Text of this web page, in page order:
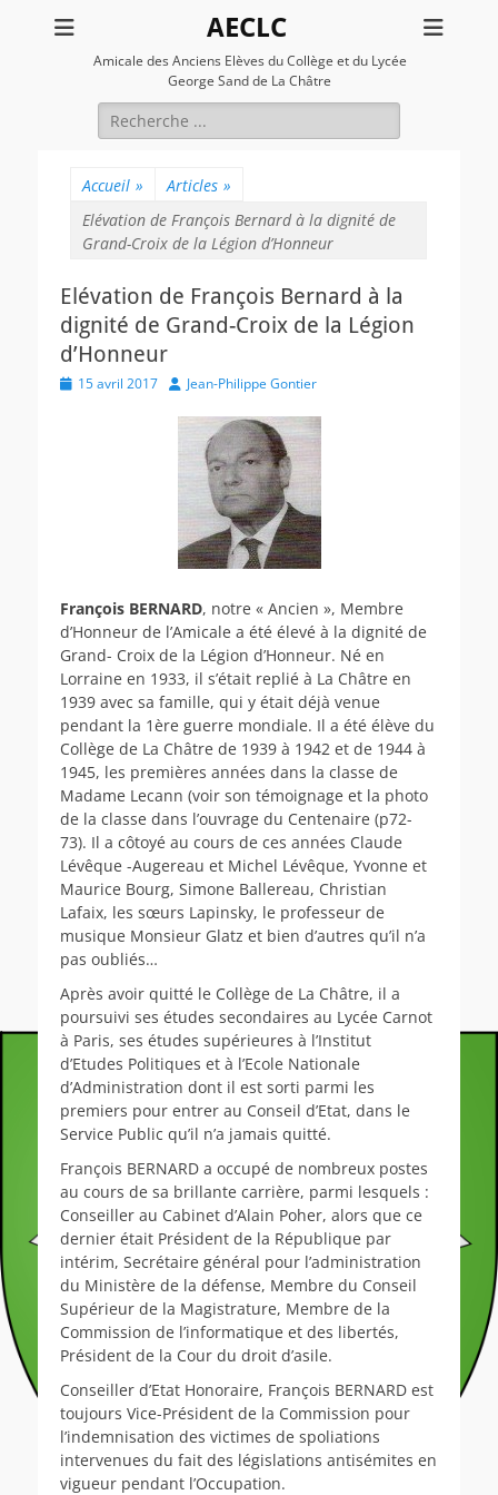
AECLC
Amicale des Anciens Elèves du Collège et du Lycée
George Sand de La Châtre
Rechercher :
Accueil » Articles »
Elévation de François Bernard à la dignité de
Grand-Croix de la Légion d’Honneur
Elévation de François Bernard à la
dignité de Grand-Croix de la Légion
d’Honneur
Posted15 avril 2017 AuthorJean-Philippe Gontier
François BERNARD, notre « Ancien », Membre
d’Honneur de l’Amicale a été élevé à la dignité de
Grand- Croix de la Légion d’Honneur. Né en
Lorraine en 1933, il s’était replié à La Châtre en
1939 avec sa famille, qui y était déjà venue
pendant la 1ère guerre mondiale. Il a été élève du
Collège de La Châtre de 1939 à 1942 et de 1944 à
1945, les premières années dans la classe de
Madame Lecann (voir son témoignage et la photo
de la classe dans l’ouvrage du Centenaire (p72-
73). Il a côtoyé au cours de ces années Claude
Lévêque -Augereau et Michel Lévêque, Yvonne et
Maurice Bourg, Simone Ballereau, Christian
Lafaix, les sœurs Lapinsky, le professeur de
musique Monsieur Glatz et bien d’autres qu’il n’a
pas oubliés…
Après avoir quitté le Collège de La Châtre, il a
poursuivi ses études secondaires au Lycée Carnot
à Paris, ses études supérieures à l’Institut
d’Etudes Politiques et à l’Ecole Nationale
d’Administration dont il est sorti parmi les
premiers pour entrer au Conseil d’Etat, dans le
Service Public qu’il n’a jamais quitté.
François BERNARD a occupé de nombreux postes
au cours de sa brillante carrière, parmi lesquels :
Conseiller au Cabinet d’Alain Poher, alors que ce
dernier était Président de la République par
intérim, Secrétaire général pour l’administration
du Ministère de la défense, Membre du Conseil
Supérieur de la Magistrature, Membre de la
Commission de l’informatique et des libertés,
Président de la Cour du droit d’asile.
Conseiller d’Etat Honoraire, François BERNARD est
toujours Vice-Président de la Commission pour
l’indemnisation des victimes de spoliations
intervenues du fait des législations antisémites en
vigueur pendant l’Occupation.